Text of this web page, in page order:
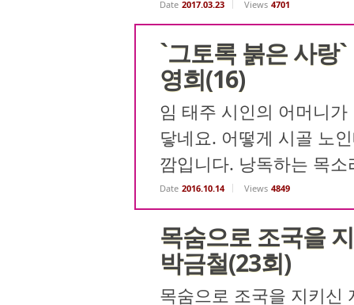
Date 2017.03.23 Views 4701
`그토록 붉은 사랑
영희(16)
임 태주 시인의 어머니
닿네요. 어떻게 시골 노
깜입니다. 낭독하는 목
Date 2016.10.14 Views 4849
목숨으로 조국을
박금철(23회)
목숨으로 조국을 지키신